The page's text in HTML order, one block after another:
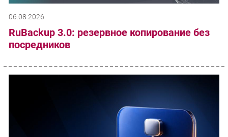
06.08.2026
RuBackup 3.0: резервное копирование без
посредников